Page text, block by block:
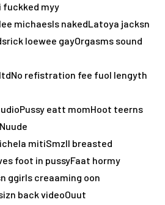
fuckked myy
michaesls nakedLatoya jacksn
loewee gayOrgasms sound
refistration fee fuol lengyth
eatt momHoot teerns
mitiSmzll breasted
foot in pussyFaat hormy
ggirls creaaming oon
back videoOuut